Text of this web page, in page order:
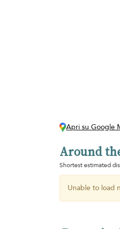
Apri su Google
Around
Shortest estimated
Unable to load